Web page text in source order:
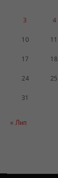
« Лип
3 4
10 11
17 18
24 25
31